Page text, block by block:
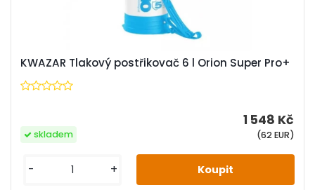
KWAZAR Tlakový postřikovač 6 l Orion Super Pro+
1 548 Kč
(62 EUR)
skladem
- +